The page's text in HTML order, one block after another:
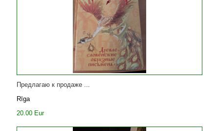
Предлагаю к продаже ...
Rīga
20.00 Eur